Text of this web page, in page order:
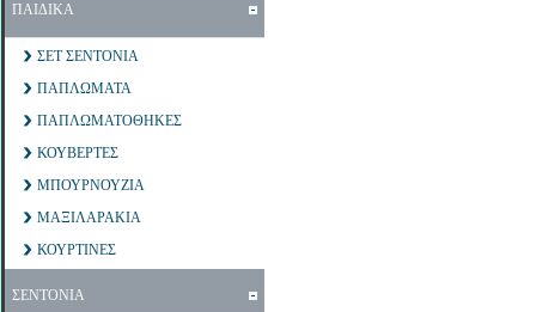
ΠΑΙΔΙΚΑ
ΣΕΤ ΣΕΝΤΟΝΙΑ
ΠΑΠΛΩΜΑΤΑ
ΠΑΠΛΩΜΑΤΟΘΗΚΕΣ
ΚΟΥΒΕΡΤΕΣ
ΜΠΟΥΡΝΟΥΖΙΑ
ΜΑΞΙΛΑΡΑΚΙΑ
ΚΟΥΡΤΙΝΕΣ
ΣΕΝΤΟΝΙΑ